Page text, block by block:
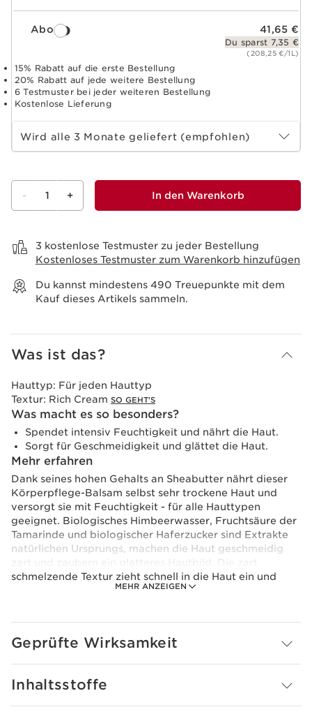
Abo 41,65 €
Du sparst 7,35 €
(208,25 €/1L)
15% Rabatt auf die erste Bestellung
20% Rabatt auf jede weitere Bestellung
6 Testmuster bei jeder weiteren Bestellung
Kostenlose Lieferung
Abo-Zeitraum wählen
Wird alle 3 Monate geliefert (empfohlen)
- 1 + In den Warenkorb
3 kostenlose Testmuster zu jeder Bestellung
Kostenloses Testmuster zum Warenkorb hinzufügen
Du kannst mindestens 490 Treuepunkte mit dem
Kauf dieses Artikels sammeln.
Was ist das?
MEHR ANZEIGEN
Hauttyp: Für jeden Hauttyp
Textur: Rich Cream SO GEHT'S
Was macht es so besonders?
Spendet intensiv Feuchtigkeit und nährt die Haut.
Sorgt für Geschmeidigkeit und glättet die Haut.
Mehr erfahren
Dank seines hohen Gehalts an Sheabutter nährt dieser
Körperpflege-Balsam selbst sehr trockene Haut und
versorgt sie mit Feuchtigkeit - für alle Hauttypen
geeignet. Biologisches Himbeerwasser, Fruchtsäure der
Tamarinde und biologischer Haferzucker sind Extrakte
natürlichen Ursprungs, machen die Haut geschmeidig
zart und zaubern ein glatteres Hautbild. Die zart
schmelzende Textur zieht schnell in die Haut ein und
ermöglicht ein sofortiges Ankleiden.
Eine neue Formel, angereichert mit Sheabutter und
einem Maximum an Inhaltsstoffen natürlichen
Ursprungs.
Geprüfte Wirksamkeit
Inhaltsstoffe